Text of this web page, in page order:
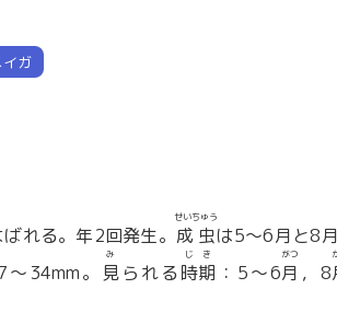
イガ
れる。年2回発生。 成虫
せいちゅう
は5〜6月と8
〜34mm。 見
み
られる時期
じき
：5〜6月
がつ
，8